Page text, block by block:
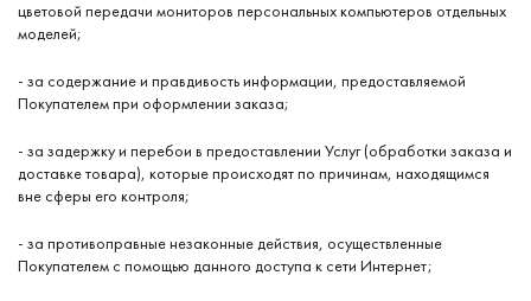
цветовой передачи мониторов персональных компьютеров отдельных
моделей;
- за содержание и правдивость информации, предоставляемой
Покупателем при оформлении заказа;
- за задержку и перебои в предоставлении Услуг (обработки заказа и
доставке товара), которые происходят по причинам, находящимся
вне сферы его контроля;
- за противоправные незаконные действия, осуществленные
Покупателем с помощью данного доступа к сети Интернет;